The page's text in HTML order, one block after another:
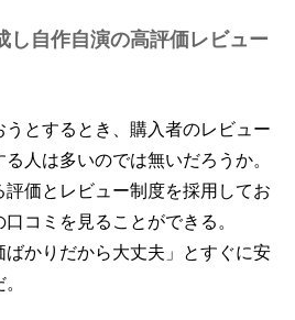
し自作自演の高評価レビュー
とするとき、購入者のレビュー
人は多いのでは無いだろうか。
評価とレビュー制度を採用してお
コミを見ることができる。
ばかりだから大丈夫」とすぐに安